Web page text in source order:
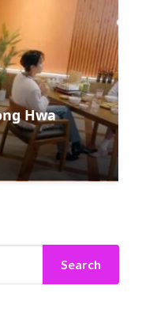
Hwa
in Hip-Hop
Netflix
Search